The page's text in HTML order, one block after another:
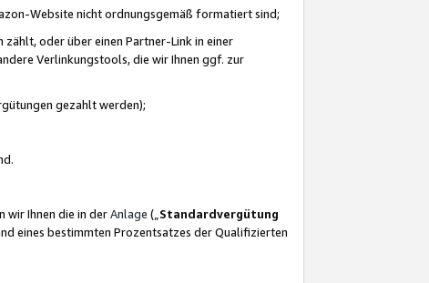
Website nicht ordnungsgemäß formatiert sind;
zählt, oder über einen Partner-Link in einer
Verlinkungstools, die wir Ihnen ggf. zur
gezahlt werden);
wir Ihnen die in derAnlage („ Standardvergütung
eines bestimmten Prozentsatzes der Qualifizierten